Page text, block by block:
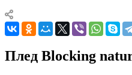
Плед Blocking